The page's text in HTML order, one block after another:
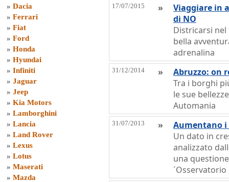
» Dacia
» Ferrari
» Fiat
» Ford
» Honda
» Hyundai
» Infiniti
» Jaguar
» Jeep
» Kia Motors
» Lamborghini
» Lancia
» Land Rover
» Lexus
» Lotus
» Maserati
» Mazda
17/07/2015 »
Viaggiare in
di NO
Districarsi
bella
adrenalina
31/12/2014 »
Abruzzo: on
Tra i borghi
le sue
Automania
31/07/2013 »
Aumentano
Un dato in
analizzato
una